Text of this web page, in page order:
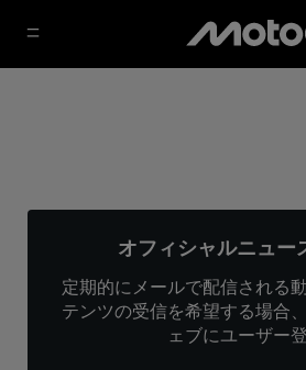
オフィシャルニュー
定期的にメールで配信される
テンツの受信を希望する場合
ェブにユーザー